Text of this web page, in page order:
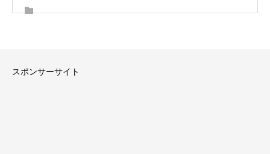
スポンサーサイト